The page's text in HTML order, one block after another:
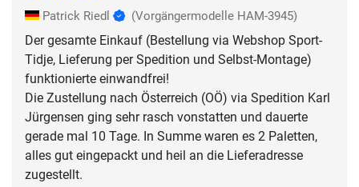
Patrick Riedl (Vorgängermodelle HAM-3945)
Der gesamte Einkauf (Bestellung via Webshop Sport-
Tidje, Lieferung per Spedition und Selbst-Montage)
funktionierte einwandfrei!
Die Zustellung nach Österreich (OÖ) via Spedition Karl
Jürgensen ging sehr rasch vonstatten und dauerte
gerade mal 10 Tage. In Summe waren es 2 Paletten,
alles gut eingepackt und heil an die Lieferadresse
zugestellt.